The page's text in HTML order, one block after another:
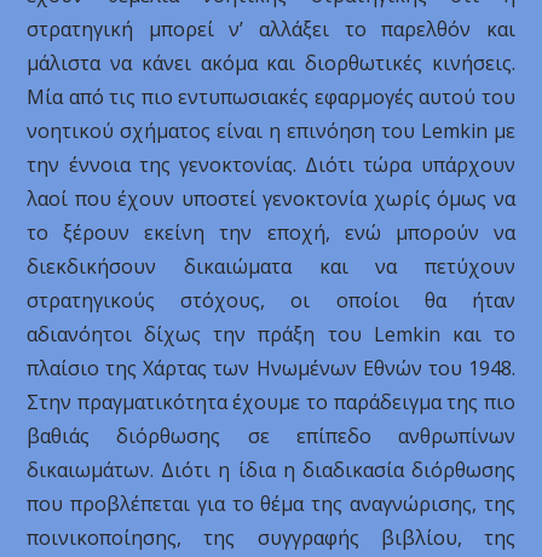
στρατηγική μπορεί ν’ αλλάξει το παρελθόν και
μάλιστα να κάνει ακόμα και διορθωτικές κινήσεις.
Μία από τις πιο εντυπωσιακές εφαρμογές αυτού του
νοητικού σχήματος είναι η επινόηση του Lemkin με
την έννοια της γενοκτονίας. Διότι τώρα υπάρχουν
λαοί που έχουν υποστεί γενοκτονία χωρίς όμως να
το ξέρουν εκείνη την εποχή, ενώ μπορούν να
διεκδικήσουν δικαιώματα και να πετύχουν
στρατηγικούς στόχους, οι οποίοι θα ήταν
αδιανόητοι δίχως την πράξη του Lemkin και το
πλαίσιο της Χάρτας των Ηνωμένων Εθνών του 1948.
Στην πραγματικότητα έχουμε το παράδειγμα της πιο
βαθιάς διόρθωσης σε επίπεδο ανθρωπίνων
δικαιωμάτων. Διότι η ίδια η διαδικασία διόρθωσης
που προβλέπεται για το θέμα της αναγνώρισης, της
ποινικοποίησης, της συγγραφής βιβλίου, της